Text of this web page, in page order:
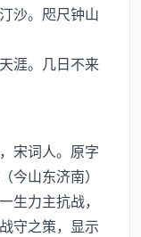
沙。咫尺钟山
涯。几日不来
宋词人。原字
今山东济南）
生力主抗战，
守之策，显示